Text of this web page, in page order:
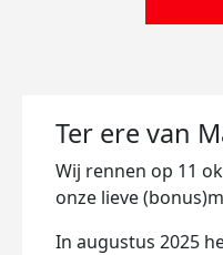
Ter ere van
Wij rennen op 11
onze lieve
In augustus 2025